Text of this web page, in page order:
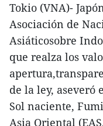
Tokio (VNA)-
Asociación de
Asiáticosobre
que realza los
de la ley,
Sol naciente,
Asia Oriental